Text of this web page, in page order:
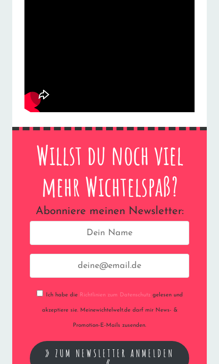
Willst du noch viel
mehr Wichtelspaß?
Abonniere meinen Newsletter:
Ich habe die Richtlinien zum Datenschutzgelesen und
akzeptiere sie. Meinewichtelwelt.de darf mir News- &
Promotion-E-Mails zusenden.
» ZUM NEWSLETTER ANMELDEN